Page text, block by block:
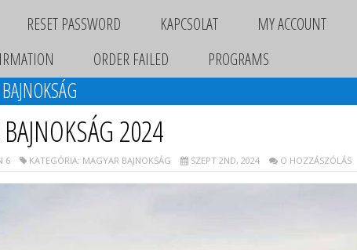
RESET PASSWORD KAPCSOLAT MY ACCOUNT
ORDER FAILED PROGRAMS
2024
6 KATEGÓRIA: MAGYAR BAJNOKSÁG SZEPT 2ND, 2024 O HOZZÁSZÓLÁS